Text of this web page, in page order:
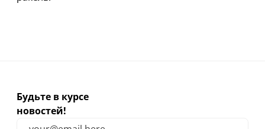
Будьте в курсе
новостей!